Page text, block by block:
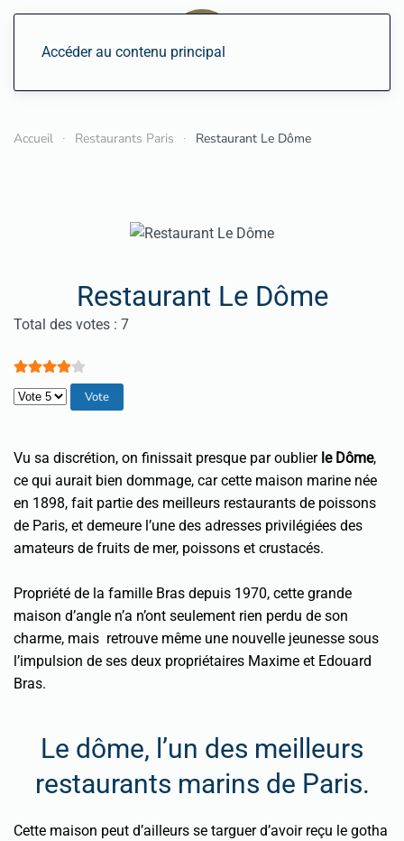
Accéder au contenu principal
Accueil Restaurants Paris Restaurant Le Dôme
Restaurant Le Dôme
Vote utilisateur:4/
Total des votes : 7
Veuillez voter
Vu sa discrétion, on finissait presque par oublier le Dôme,
ce qui aurait bien dommage, car cette maison marine née
en 1898, fait partie des meilleurs restaurants de poissons
de Paris, et demeure l’une des adresses privilégiées des
amateurs de fruits de mer, poissons et crustacés.
Propriété de la famille Bras depuis 1970, cette grande
maison d’angle n’a n’ont seulement rien perdu de son
charme, mais retrouve même une nouvelle jeunesse sous
l’impulsion de ses deux propriétaires Maxime et Edouard
Bras.
Le dôme, l’un des meilleurs
restaurants marins de Paris.
Cette maison peut d’ailleurs se targuer d’avoir reçu le gotha